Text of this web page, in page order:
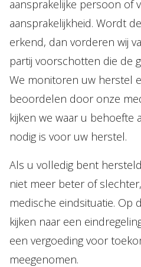
Onze mensen
Expertises
Topics
Internationaal
Nieuws
NL EN DE FR
aansprakelijke persoon of
aansprakelijkheid. Wordt
erkend, dan vorderen wij
partij voorschotten die de
We monitoren uw herstel
beoordelen door onze
kijken we waar u behoefte
nodig is voor uw herstel.
Als u volledig bent
niet meer beter of
medische eindsituatie. Op
kijken naar een
een vergoeding voor
meegenomen.